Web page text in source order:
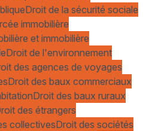
Droit de la sécurité sociale
immobilière
et immobilière
Droit de l'environnement
des agences de voyages
Droit des baux commerciaux
Droit des baux ruraux
des étrangers
collectivesDroit des sociétés